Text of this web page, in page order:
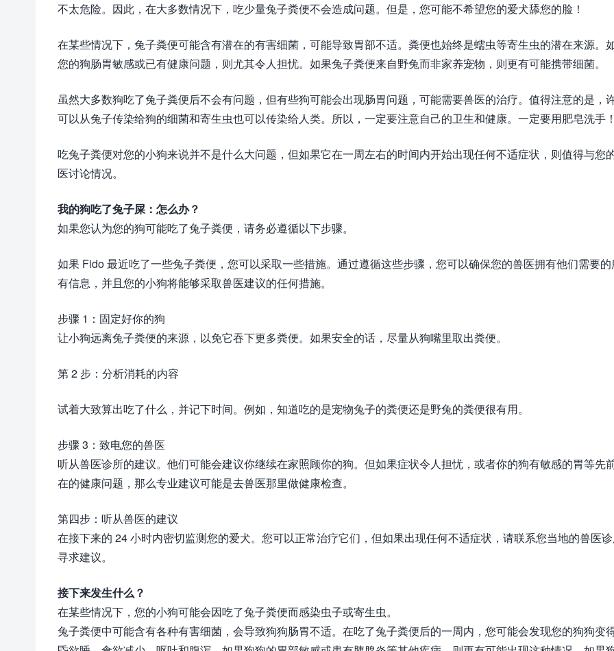
不太危险。因此，在大多数情况下，吃少量兔子粪便不会造成问题。但是，您可能不希望您的爱犬舔您的脸！
在某些情况下，兔子粪便可能含有潜在的有害细菌，可能导致胃部不适。粪便也始终是蠕虫等寄生虫的潜在来源。
您的狗肠胃敏感或已有健康问题，则尤其令人担忧。如果兔子粪便来自野兔而非家养宠物，则更有可能携带细菌。
虽然大多数狗吃了兔子粪便后不会有问题，但有些狗可能会出现肠胃问题，可能需要兽医的治疗。值得注意的是，
可以从兔子传染给狗的细菌和寄生虫也可以传染给人类。所以，一定要注意自己的卫生和健康。一定要用肥皂洗手！
吃兔子粪便对您的小狗来说并不是什么大问题，但如果它在一周左右的时间内开始出现任何不适症状，则值得与您
医讨论情况。
我的狗吃了兔子屎：怎么办？
如果您认为您的狗可能吃了兔子粪便，请务必遵循以下步骤。
如果 Fido 最近吃了一些兔子粪便，您可以采取一些措施。通过遵循这些步骤，您可以确保您的兽医拥有他们需要
有信息，并且您的小狗将能够采取兽医建议的任何措施。
步骤 1：固定好你的狗
让小狗远离兔子粪便的来源，以免它吞下更多粪便。如果安全的话，尽量从狗嘴里取出粪便。
第 2 步：分析消耗的内容
试着大致算出吃了什么，并记下时间。例如，知道吃的是宠物兔子的粪便还是野兔的粪便很有用。
步骤 3：致电您的兽医
听从兽医诊所的建议。他们可能会建议你继续在家照顾你的狗。但如果症状令人担忧，或者你的狗有敏感的胃等先
在的健康问题，那么专业建议可能是去兽医那里做健康检查。
第四步：听从兽医的建议
在接下来的 24 小时内密切监测您的爱犬。您可以正常治疗它们，但如果出现任何不适症状，请联系您当地的兽医
寻求建议。
接下来发生什么？
在某些情况下，您的小狗可能会因吃了兔子粪便而感染虫子或寄生虫。
兔子粪便中可能含有各种有害细菌，会导致狗狗肠胃不适。在吃了兔子粪便后的一周内，您可能会发现您的狗狗变